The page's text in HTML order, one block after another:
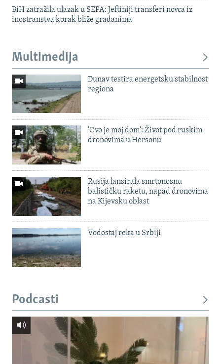
BiH zatražila ulazak u SEPA: Jeftiniji transferi novca iz
inostranstva korak bliže građanima
Multimedija
Dunav testira energetsku stabilnost
regiona
'Ovo je moj dom': Život pod ruskim
dronovima u Hersonu
Rusija lansirala smrtonosnu
balističku raketu, napad dronovima
na Kijevsku oblast
Vodostaj reka u Srbiji
Podcasti